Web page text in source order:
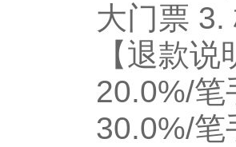
大门票 3.
【退款
20.0%/笔
30.0%/笔